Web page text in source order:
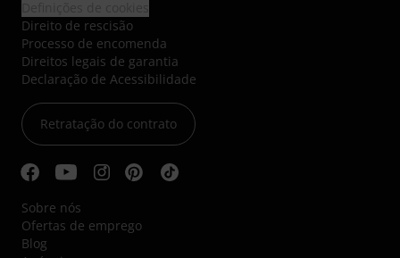
Direito de rescisão
Processo de encomenda
Direitos legais de garantia
Declaração de Acessibilidade
Retratação do contrato
Sobre nós
Ofertas de emprego
Blog